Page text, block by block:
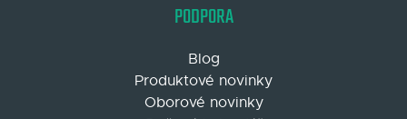
PODPORA
Blog
Produktové novinky
Oborové novinky